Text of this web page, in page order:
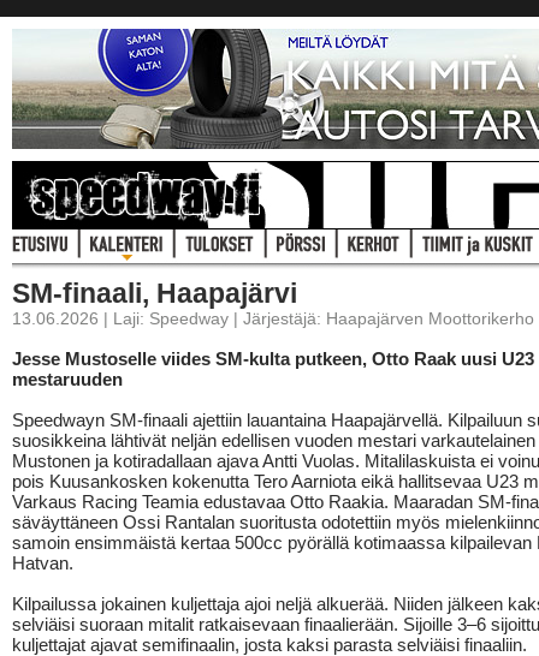
SM-finaali, Haapajärvi
13.06.2026 | Laji: Speedway | Järjestäjä: Haapajärven Moottorikerho
Jesse Mustoselle viides SM-kulta putkeen, Otto Raak uusi U23
mestaruuden
Speedwayn SM-finaali ajettiin lauantaina Haapajärvellä. Kilpailuun
suosikkeina lähtivät neljän edellisen vuoden mestari
Mustonen ja kotiradallaan ajava Antti Vuolas. Mitalilaskuista ei
pois Kuusankosken kokenutta Tero Aarniota eikä hallitsevaa U23
Varkaus Racing Teamia edustavaa Otto Raakia. Maaradan SM-
säväyttäneen Ossi Rantalan suoritusta odotettiin myös
samoin ensimmäistä kertaa 500cc pyörällä kotimaassa kilpailevan
Hatvan.
Kilpailussa jokainen kuljettaja ajoi neljä alkuerää. Niiden jälkeen
selviäisi suoraan mitalit ratkaisevaan finaalierään. Sijoille 3–6
kuljettajat ajavat semifinaalin, josta kaksi parasta selviäisi finaaliin.